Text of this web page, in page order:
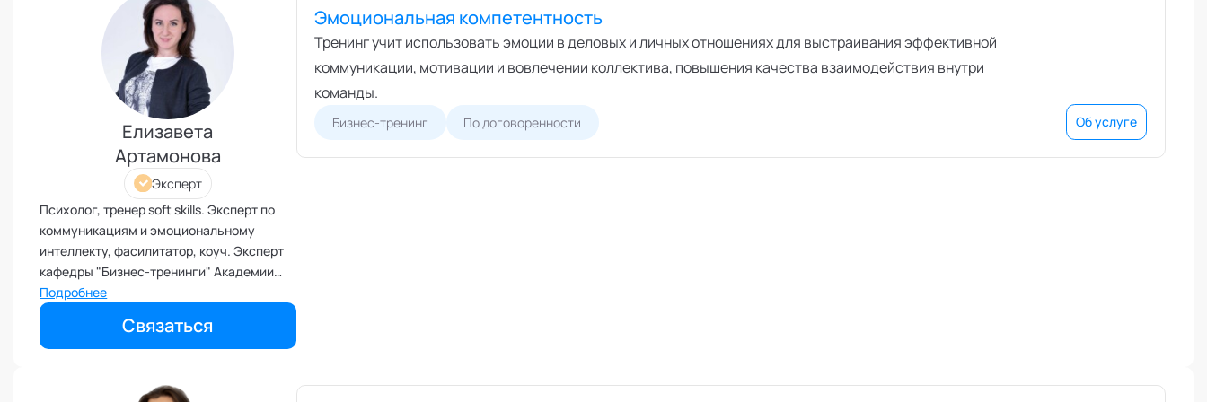
Эмоциональный интеллект
Елизавета
Артамонова
Эксперт
Психолог, тренер soft skills. Эксперт по
коммуникациям и эмоциональному
интеллекту, фасилитатор, коуч. Эксперт
кафедры "Бизнес-тренинги" Академии
социальных технологий
Подробнее
Связаться
Эмоциональная компетентность
Тренинг учит использовать эмоции в деловых и личных отношениях для выстраивания эффективной
коммуникации, мотивации и вовлечении коллектива, повышения качества взаимодействия внутри
команды.
Бизнес-тренинг По договоренности Об услуге